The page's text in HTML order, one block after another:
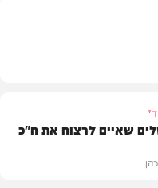
שאיים לרצוח את ח"כ